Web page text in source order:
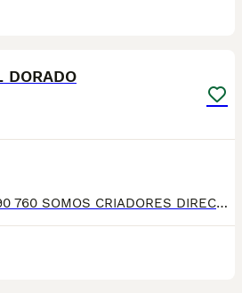
DORADO
TELÉFONO O WHATSAPP 722 490 760 SOMOS CRIADORES DIRECTOS SIN INTERMEDIARIOS! MÁS DE 20 AÑOS EN EL SECTOR NOS AVALAN, VALORANDO TANTO LA CRIA RESPONSABLE COMO TAMBIÉN LA SELECCIÓN PARA MEJORAR LA RAZA DURANTE TODOS ESTOS AÑOS. NUESTROS CACHORROS SE ENTREGAN PREVIAMENTE REVISADOS POR NUESTRO VETERINARIO PROFESIONAL Y BAJO LOS MAS ESTRICTOS CONTROLES DE SALUD, HACEMOS HINCAPIÉ EN SU SOCIABILIZACIÓN PARA SU CORRECTO DESARROLLO NEUROLOGICO! Y OS ASESORAMOS ANTES DURANTE Y DESPUES DE LA ENTREGA PARA QUE TODO SEA LO MAS AFABLE Y FACIL POSIBLE DURANTE LA ADAPTACION! NUESTROS BEBES SE ENTREGAN A PARTIR DE LOS DOS MESES CON SUS VACUNAS AL DIA, DESPARASITADOS Y CON GARANTIAS DE SALUD, MICROCHIP Y CARTILLA DE VACUNACION! SI BUSCAS UN COMPAÑERO SANO Y EQUILIBRADO ESTE ES EL LUGAR, TE ASESORAREMOS DURANTE TODO EL PROCESO NO DUDES EN CONSULTAR POR NUESTROS PEQUES AL 722 490 760